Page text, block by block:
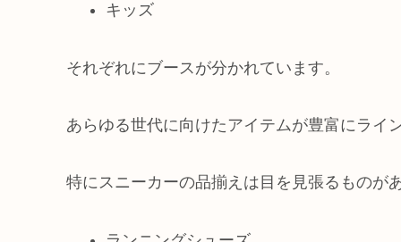
キッズ
それぞれにブースが分かれています。
あらゆる世代に向けたアイテムが豊富にライ
特にスニーカーの品揃えは目を見張るものが